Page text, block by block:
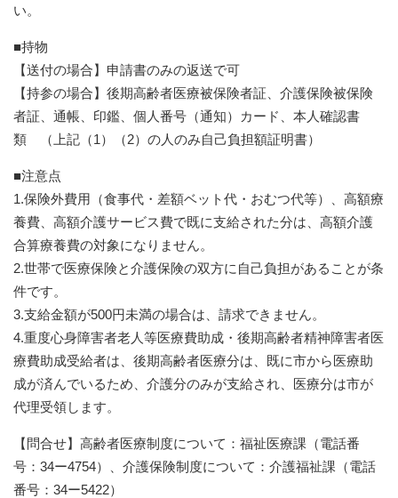
い。
■持物
【送付の場合】申請書のみの返送で可
【持参の場合】後期高齢者医療被保険者証、介護保険被保険
者証、通帳、印鑑、個人番号（通知）カード、本人確認書
類 （上記（1）（2）の人のみ自己負担額証明書）
■注意点
1.保険外費用（食事代・差額ベット代・おむつ代等）、高額療
養費、高額介護サービス費で既に支給された分は、高額介護
合算療養費の対象になりません。
2.世帯で医療保険と介護保険の双方に自己負担があることが条
件です。
3.支給金額が500円未満の場合は、請求できません。
4.重度心身障害者老人等医療費助成・後期高齢者精神障害者医
療費助成受給者は、後期高齢者医療分は、既に市から医療助
成が済んでいるため、介護分のみが支給され、医療分は市が
代理受領します。
【問合せ】高齢者医療制度について：福祉医療課（電話番
号：34ー4754）、介護保険制度について：介護福祉課（電話
番号：34ー5422）